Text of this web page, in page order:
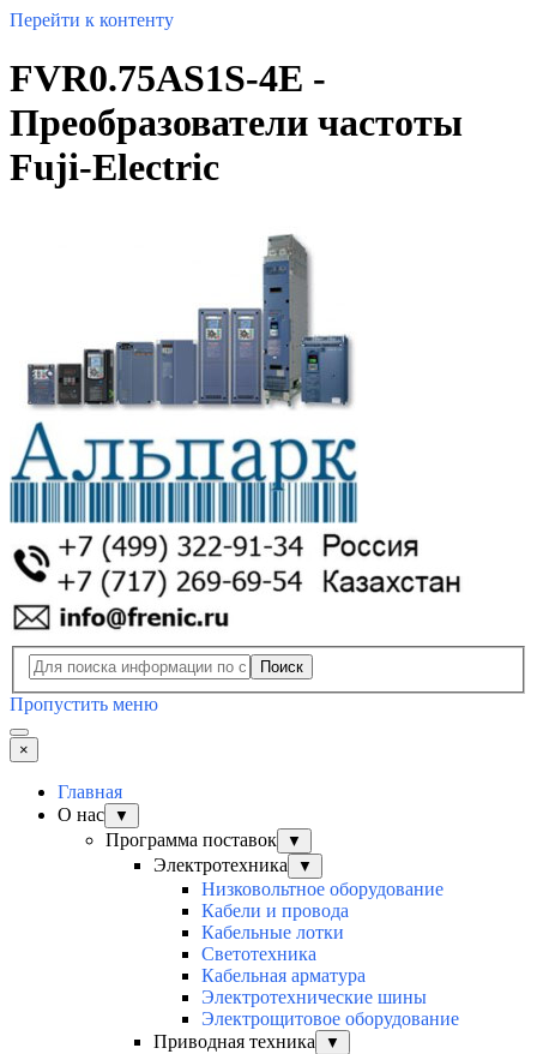
Перейти к контенту
FVR0.75AS1S-4E -
Преобразователи частоты
Fuji-Electric
Поиск
Пропустить меню
×
Главная
О нас
▼
Программа поставок ▼
Электротехника ▼
Низковольтное оборудование
Кабели и провода
Кабельные лотки
Светотехника
Кабельная арматура
Электротехнические шины
Электрощитовое оборудование
Приводная техника
▼